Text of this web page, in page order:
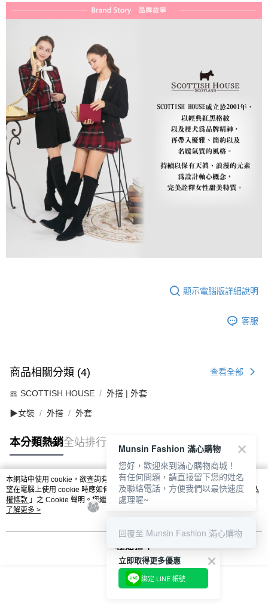
顯示電腦版詳細說明
客服
商品相關分類 (4) 查看全部
🎀 SCOTTISH HOUSE 外搭 | 外套
▶女裝 外搭 外套
本分類熱銷全站排行
熱門標籤
本網站中使用 cookie，欲查詢有關本網站使用 cookie 方式之詳情，及若您不希
望在電腦上使用 cookie 時應如何變更電腦的 cookie 設定，請參閱本網站「
隱私
權條款 」之 Cookie 聲明。您繼續使用本網站即表示您同意本公司得按本網站使
用條款之 Cookie 聲明使用 cookie。
了解更多 >
我知道了
立即取得更多優惠
綁定 LINE 帳號
Munsin Fashion 滿心購物
您好，歡迎來到滿心購物商城！
有任何問題，請直接留下您的姓名
及聯絡電話，方便我們以最快速度
處理喔~
回覆至 Munsin Fashion 滿心購物